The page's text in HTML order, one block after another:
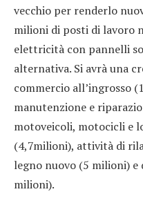
vecchio per renderlo
milioni di posti di lavoro
elettricità con pannelli
alternativa. Si avrà una
commercio all’ingrosso
manutenzione e
motoveicoli, motocicli e
(4,7milioni), attività di
legno nuovo (5 milioni)
milioni).